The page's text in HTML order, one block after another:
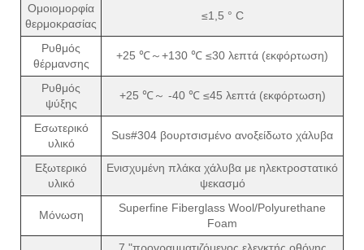
Ομοιομορφία
θερμοκρασίας
≤1,5 ° C
Ρυθμός
θέρμανσης
+25 ℃～+130 ℃ ≤30 λεπτά (εκφόρτωση)
Ρυθμός
ψύξης
+25 ℃～ -40 ℃ ≤45 λεπτά (εκφόρτωση)
Εσωτερικό
υλικό
Sus#304 βουρτσισμένο ανοξείδωτο χάλυβα
Εξωτερικό
υλικό
Ενισχυμένη πλάκα χάλυβα με ηλεκτροστατικό
ψεκασμό
Μόνωση
Superfine Fiberglass Wool/Polyurethane
Foam